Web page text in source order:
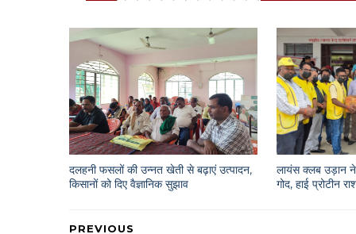
दलहनी फसलों की उन्नत खेती से बढ़ाएं उत्पादन,
किसानों को दिए वैज्ञानिक सुझाव
लायंस क्लब उड़ान ने
गोद, हाई प्रोटीन
PREVIOUS